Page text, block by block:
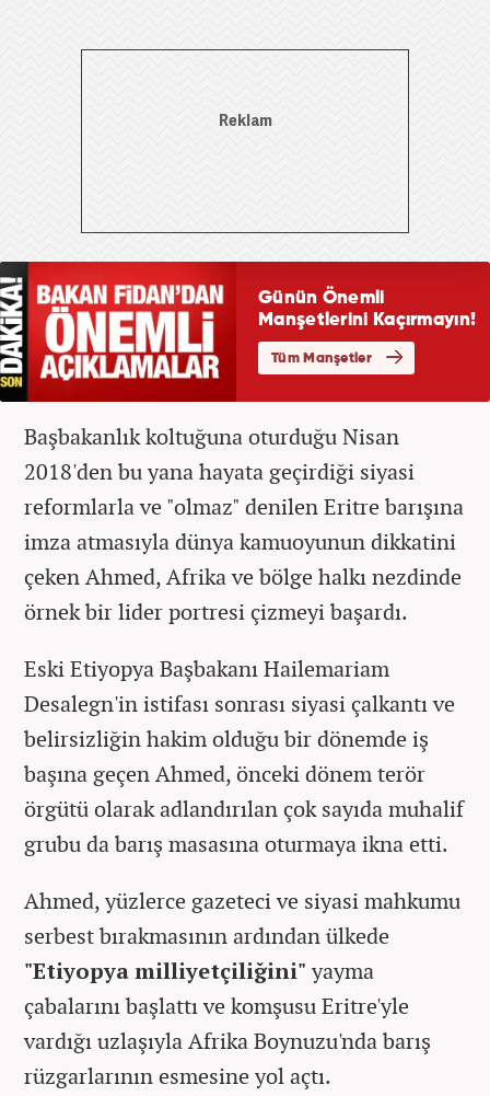
Başbakanlık koltuğuna oturduğu Nisan
2018'den bu yana hayata geçirdiği siyasi
reformlarla ve "olmaz" denilen Eritre barışına
imza atmasıyla dünya kamuoyunun dikkatini
çeken Ahmed, Afrika ve bölge halkı nezdinde
örnek bir lider portresi çizmeyi başardı.
Eski Etiyopya Başbakanı Hailemariam
Desalegn'in istifası sonrası siyasi çalkantı ve
belirsizliğin hakim olduğu bir dönemde iş
başına geçen Ahmed, önceki dönem terör
örgütü olarak adlandırılan çok sayıda muhalif
grubu da barış masasına oturmaya ikna etti.
Ahmed, yüzlerce gazeteci ve siyasi mahkumu
serbest bırakmasının ardından ülkede
"Etiyopya milliyetçiliğini"yayma
çabalarını başlattı ve komşusu Eritre'yle
vardığı uzlaşıyla Afrika Boynuzu'nda barış
rüzgarlarının esmesine yol açtı.